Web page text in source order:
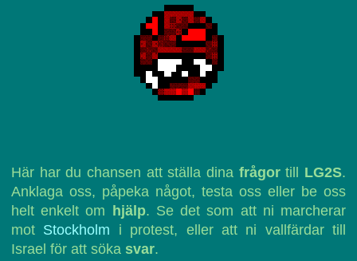
Här har du chansen att ställa dina frågortill LG2S.
Anklaga oss, påpeka något, testa oss eller be oss
helt enkelt om
hjälp. Se det som att ni marcherar
mot Stockholm i protest, eller att ni vallfärdar till
Israel för att söka svar.